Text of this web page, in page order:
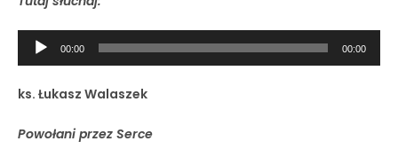
Odtwarzacz
plików
dźwiękowych
00:00 00:00
ks. Łukasz Walaszek
Powołani przez Serce